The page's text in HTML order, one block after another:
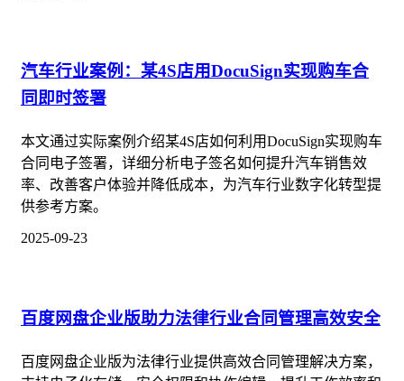
汽车行业案例：某4S店用DocuSign实现购车合
同即时签署
本文通过实际案例介绍某4S店如何利用DocuSign实现购车
合同电子签署，详细分析电子签名如何提升汽车销售效
率、改善客户体验并降低成本，为汽车行业数字化转型提
供参考方案。
2025-09-23
百度网盘企业版助力法律行业合同管理高效安全
百度网盘企业版为法律行业提供高效合同管理解决方案，